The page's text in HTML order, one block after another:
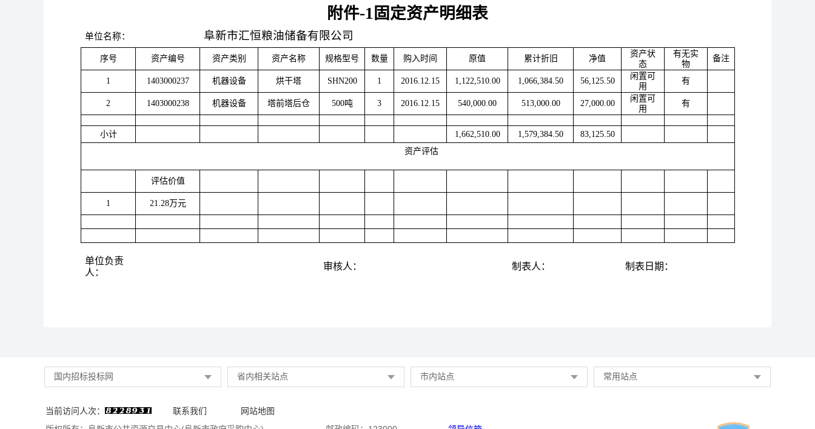
附件-1固定资产明细表
单位名称： 阜新市汇恒粮油储备有限公司
序号 资产编号 资产类别 资产名称 规格型号 数量 购入时间 原值 累计折旧 净值
资产状
态
有无实
物
备注
1 1403000237 机器设备 烘干塔 SHN200 1 2016.12.15 1,122,510.00 1,066,384.50 56,125.50
闲置可
用
有
2 1403000238 机器设备 塔前塔后仓 500吨 3 2016.12.15 540,000.00 513,000.00 27,000.00
闲置可
用
有
小计 1,662,510.00 1,579,384.50
83,125.50
资产评估
评估价值
1 21.28万元
单位负责
人：
审核人： 制表人： 制表日期：
国内招标投标网 省内相关站点 市内站点 常用站点
当前访问人次： 联系我们
网站地图